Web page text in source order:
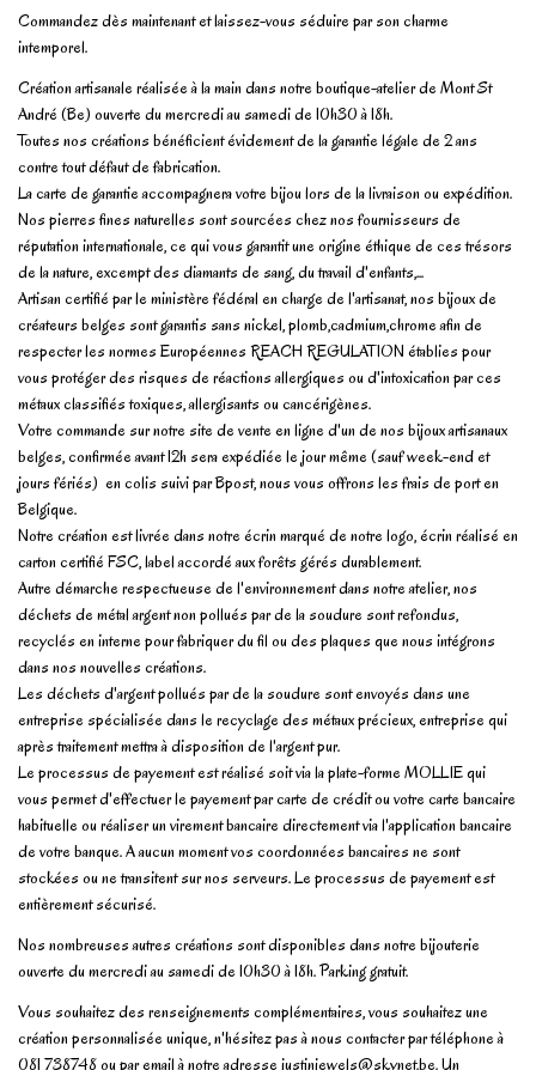
Commandez dès maintenant et laissez-vous séduire par son charme
intemporel.
Création artisanale réalisée à la main dans notre boutique-atelier de Mont St
André (Be) ouverte du mercredi au samedi de 10h30 à 18h.
Toutes nos créations bénéficient évidement de la garantie légale de 2 ans
contre tout défaut de fabrication.
La carte de garantie accompagnera votre bijou lors de la livraison ou expédition.
Nos pierres fines naturelles sont sourcées chez nos fournisseurs de
réputation internationale, ce qui vous garantit une origine éthique de ces trésors
de la nature, excempt des diamants de sang, du travail d'enfants,...
Artisan certifié par le ministère fédéral en charge de l'artisanat, nos bijoux de
créateurs belges sont garantis sans nickel, plomb,cadmium,chrome afin de
respecter les normes Européennes REACH REGULATION établies pour
vous protéger des risques de réactions allergiques ou d'intoxication par ces
métaux classifiés toxiques, allergisants ou cancérigènes.
Votre commande sur notre site de vente en ligne d'un de nos bijoux artisanaux
belges, confirmée avant 12h sera expédiée le jour même (sauf week-end et
jours fériés) en colis suivi par Bpost, nous vous offrons les frais de port en
Belgique.
Notre création est livrée dans notre écrin marqué de notre logo, écrin réalisé en
carton certifié FSC, label accordé aux forêts gérés durablement.
Autre démarche respectueuse de l'environnement dans notre atelier, nos
déchets de métal argent non pollués par de la soudure sont refondus,
recyclés en interne pour fabriquer du fil ou des plaques que nous intégrons
dans nos nouvelles créations.
Les déchets d'argent pollués par de la soudure sont envoyés dans une
entreprise spécialisée dans le recyclage des métaux précieux, entreprise qui
après traitement mettra à disposition de l'argent pur.
Le processus de payement est réalisé soit via la plate-forme MOLLIE qui
vous permet d'effectuer le payement par carte de crédit ou votre carte bancaire
habituelle ou réaliser un virement bancaire directement via l'application bancaire
de votre banque. A aucun moment vos coordonnées bancaires ne sont
stockées ou ne transitent sur nos serveurs. Le processus de payement est
entièrement sécurisé.
Nos nombreuses autres créations sont disponibles dans notre bijouterie
ouverte du mercredi au samedi de 10h30 à 18h. Parking gratuit.
Vous souhaitez des renseignements complémentaires, vous souhaitez une
création personnalisée unique, n'hésitez pas à nous contacter par téléphone à
081 738748 ou par email à notre adressejustinjewels@skynet.be. Un